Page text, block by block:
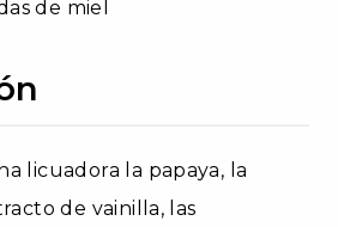
de miel
licuadora la papaya, la
de vainilla, las